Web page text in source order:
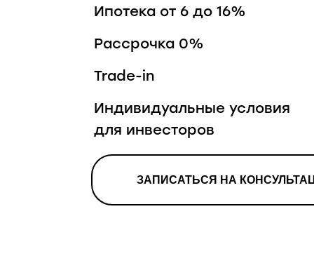
Ипотека от 6 до 16%
Рассрочка 0%
Индивидуальные условия
для инвесторов
Trade-in
ЗАПИСАТЬСЯ НА